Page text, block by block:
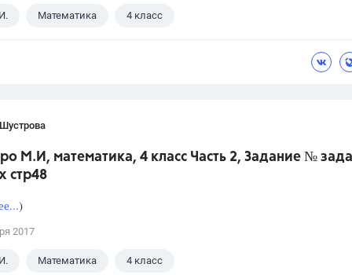
Математика 4 класс
М.И, математика, 4 класс Часть 2, Задание №
стр48
)
2017
Математика 4 класс